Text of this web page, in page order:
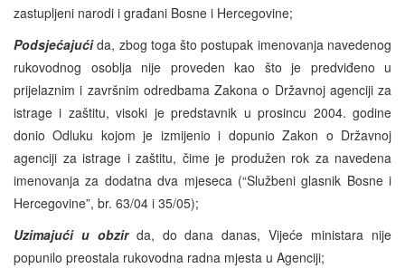
zastupljeni narodi i građani Bosne i Hercegovine;
Podsjećajućida, zbog toga što postupak imenovanja navedenog
rukovodnog osoblja nije proveden kao što je predviđeno u
prijelaznim i završnim odredbama Zakona o Državnoj agenciji za
istrage i zaštitu, visoki je predstavnik u prosincu 2004. godine
donio Odluku kojom je izmijenio i dopunio Zakon o Državnoj
agenciji za istrage i zaštitu, čime je produžen rok za navedena
imenovanja za dodatna dva mjeseca (“Službeni glasnik Bosne i
Hercegovine”, br. 63/04 i 35/05);
Uzimajući u obzirda, do dana danas, Vijeće ministara nije
popunilo preostala rukovodna radna mjesta u Agenciji;